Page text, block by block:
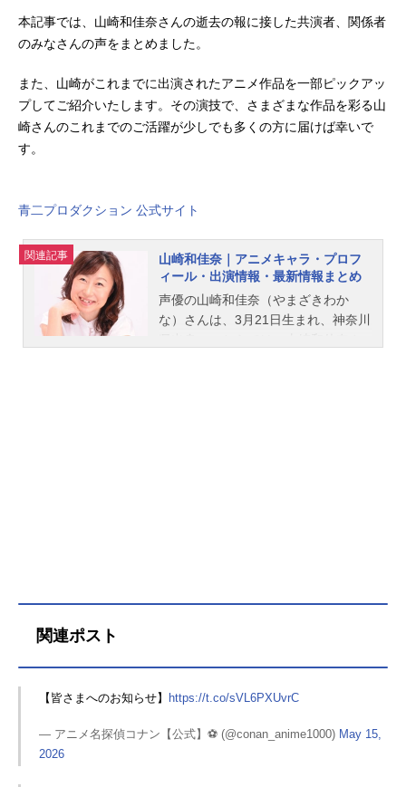
本記事では、山崎和佳奈さんの逝去の報に接した共演者、関係者
のみなさんの声をまとめました。
また、山崎がこれまでに出演されたアニメ作品を一部ピックアッ
プしてご紹介いたします。その演技で、さまざまな作品を彩る山
崎さんのこれまでのご活躍が少しでも多くの方に届けば幸いで
す。
青二プロダクション 公式サイト
関連記事
山崎和佳奈｜アニメキャラ・プロフ
ィール・出演情報・最新情報まとめ
声優の山崎和佳奈（やまざきわか
な）さんは、3月21日生まれ、神奈川
関連ポスト
【皆さまへのお知らせ】 https://t.co/sVL6PXUvrC
— アニメ名探偵コナン【公式】⚽️ (@conan_anime1000) May 15,
2026